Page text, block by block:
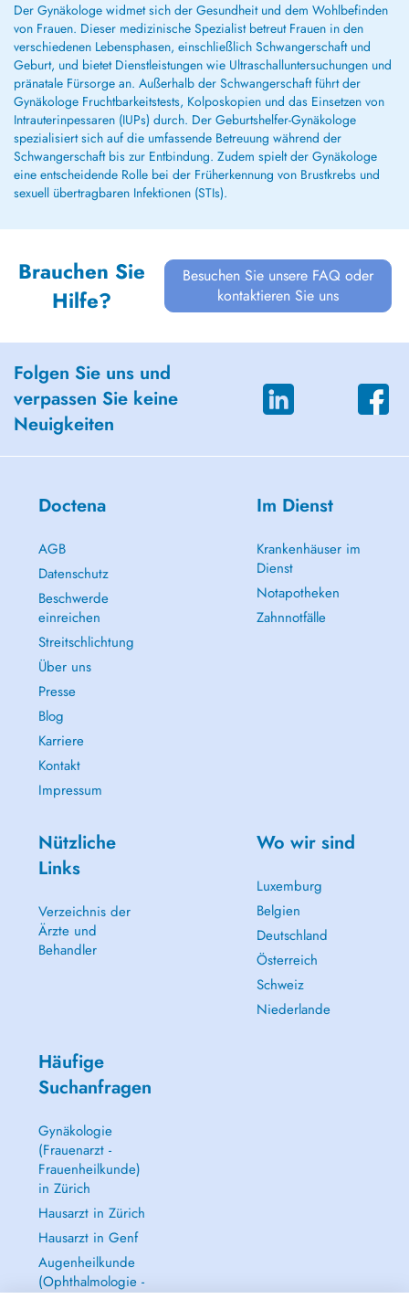
Der Gynäkologe widmet sich der Gesundheit und dem Wohlbefinden
von Frauen. Dieser medizinische Spezialist betreut Frauen in den
verschiedenen Lebensphasen, einschließlich Schwangerschaft und
Geburt, und bietet Dienstleistungen wie Ultraschalluntersuchungen und
pränatale Fürsorge an. Außerhalb der Schwangerschaft führt der
Gynäkologe Fruchtbarkeitstests, Kolposkopien und das Einsetzen von
Intrauterinpessaren (IUPs) durch. Der Geburtshelfer-Gynäkologe
spezialisiert sich auf die umfassende Betreuung während der
Schwangerschaft bis zur Entbindung. Zudem spielt der Gynäkologe
eine entscheidende Rolle bei der Früherkennung von Brustkrebs und
sexuell übertragbaren Infektionen (STIs).
Brauchen Sie
Hilfe?
Besuchen Sie unsere FAQ oder
kontaktieren Sie uns
Folgen Sie uns und
verpassen Sie keine
Neuigkeiten
Doctena
AGB
Datenschutz
Beschwerde
einreichen
Streitschlichtung
Über uns
Presse
Blog
Karriere
Kontakt
Impressum
Im Dienst
Krankenhäuser im
Dienst
Notapotheken
Zahnnotfälle
Nützliche
Links
Verzeichnis der
Ärzte und
Behandler
Wo wir sind
Luxemburg
Belgien
Deutschland
Österreich
Schweiz
Niederlande
Häufige
Suchanfragen
Gynäkologie
(Frauenarzt -
Frauenheilkunde)
in Zürich
Hausarzt in Zürich
Hausarzt in Genf
Augenheilkunde
(Ophthalmologie -